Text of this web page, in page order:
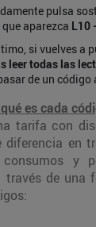
pulsa
aparezca L10
si vuelves a
leer todas las
de un código
es cada
tarifa con
diferencia en
y
través de una